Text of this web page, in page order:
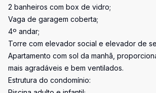
2 banheiros com box de vidro;
Vaga de garagem coberta;
4º andar;
Torre com elevador social e elevador de
Apartamento com sol da manhã,
mais agradáveis e bem ventilados.
Estrutura do condomínio: